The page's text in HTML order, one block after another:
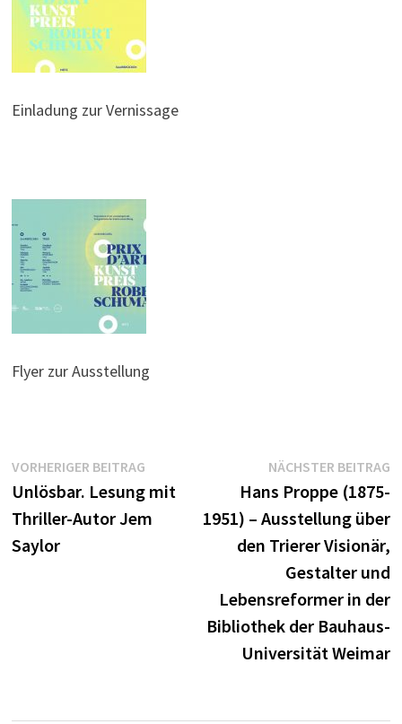
Einladung zur Vernissage
Flyer zur Ausstellung
Beitragsnavigation
VORHERIGER BEITRAGVorheriger
Beitrag:
Unlösbar. Lesung mit
Thriller-Autor Jem
Saylor
NÄCHSTER BEITRAG
Hans Proppe (1875-
1951) – Ausstellung über
den Trierer Visionär,
Gestalter und
Lebensreformer in der
Bibliothek der Bauhaus-
Universität Weimar